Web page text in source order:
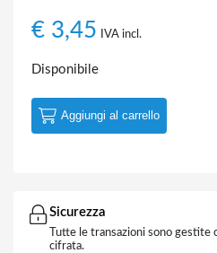
€ 3,45 IVA incl.
Disponibile
Aggiungi al carrello
Sicurezza
Tutte le transazioni sono
cifrata.